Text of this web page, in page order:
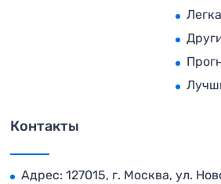
Контакты
Адрес: 127015, г. Москва, ул.